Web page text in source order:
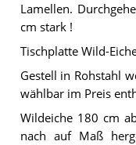
Lamellen.
cm stark !
Tischplatte Wild-
Gestell in Rohstahl
wählbar im Preis
Wildeiche 180 cm
nach auf Maß